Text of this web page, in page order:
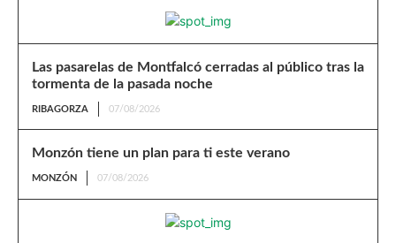
Las pasarelas de Montfalcó cerradas al público tras la
tormenta de la pasada noche
RIBAGORZA 07/08/2026
Monzón tiene un plan para ti este verano
MONZÓN 07/08/2026